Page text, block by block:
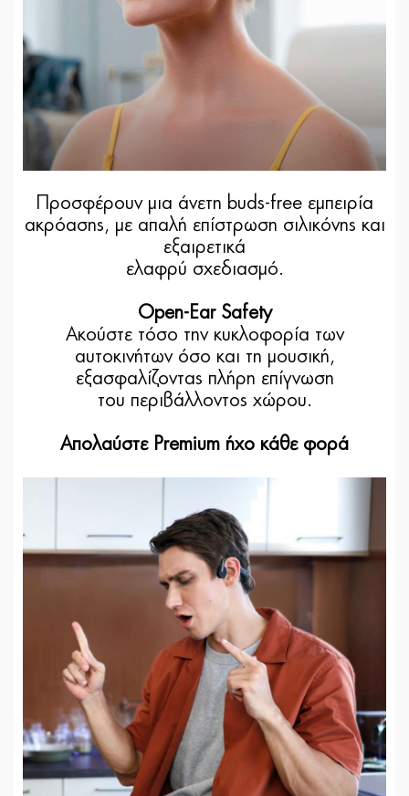
Προσφέρουν μια άνετη buds-free εμπειρία
ακρόασης, με απαλή επίστρωση σιλικόνης και
εξαιρετικά
ελαφρύ σχεδιασμό.
Open-Ear Safety
Ακούστε τόσο την κυκλοφορία των
αυτοκινήτων όσο και τη μουσική,
εξασφαλίζοντας πλήρη επίγνωση
του περιβάλλοντος χώρου.
Απολαύστε Premium ήχο κάθε φορά